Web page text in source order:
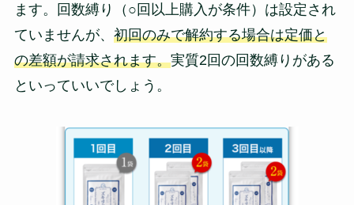
ます。回数縛り（○回以上購入が条件）は設定され
ていませんが、 初回のみで解約する場合は定価と
の差額が請求されます。実質2回の回数縛りがある
といっていいでしょう。